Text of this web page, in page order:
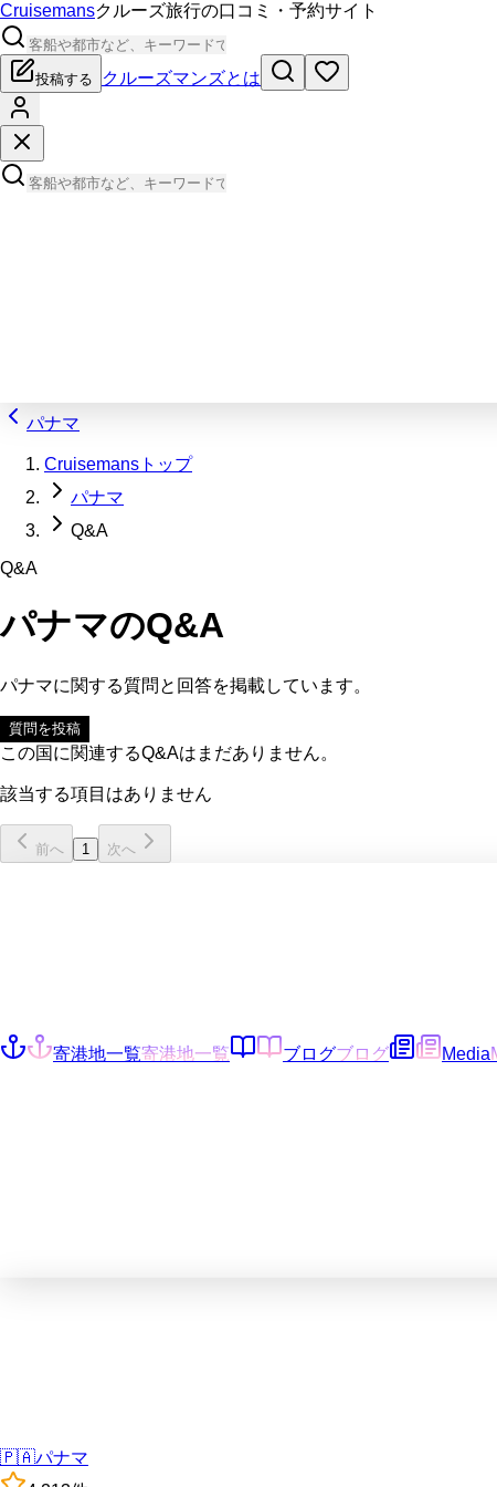
Cruisemansクルーズ旅行の口コミ・予約サイト
投稿する クルーズマンズとは
パナマ
Cruisemansトップ
パナマ
Q&A
Q&A
パナマのQ&A
パナマに関する質問と回答を掲載しています。
質問を投稿
この国に関連するQ&Aはまだありません。
該当する項目はありません
前へ 1 次へ
寄港地一覧寄港地一覧 ブログブログ Media
🇵🇦パナマ